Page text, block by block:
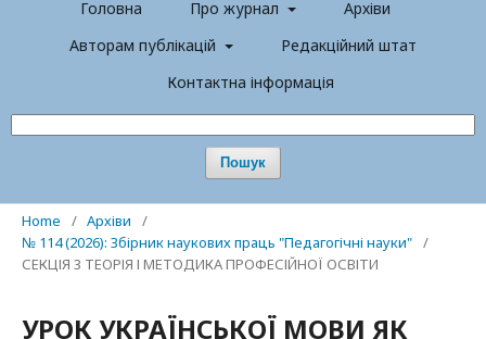
Головна Про журнал
Архіви
Авторам публікацій
Редакційний штат
Контактна інформація
Пошук
Home / Архіви
/
№ 114 (2026): Збірник наукових праць "Педагогічні науки" /
СЕКЦІЯ 3 ТЕОРІЯ І МЕТОДИКА ПРОФЕСІЙНОЇ ОСВІТИ
УРОК УКРАЇНСЬКОЇ МОВИ ЯК